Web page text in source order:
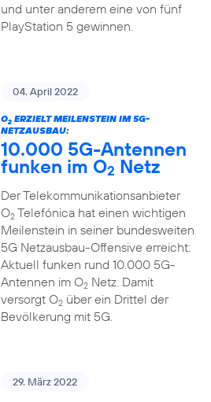
und unter anderem eine von fünf
PlayStation 5 gewinnen.
04. April 2022
O2ERZIELT MEILENSTEIN IM 5G-
NETZAUSBAU:
10.000 5G-Antennen
funken im O2 Netz
Der Telekommunikationsanbieter
O2Telefónica hat einen wichtigen
Meilenstein in seiner bundesweiten
5G Netzausbau-Offensive erreicht:
Aktuell funken rund 10.000 5G-
Antennen im O2Netz. Damit
versorgt O2über ein Drittel der
Bevölkerung mit 5G.
29. März 2022